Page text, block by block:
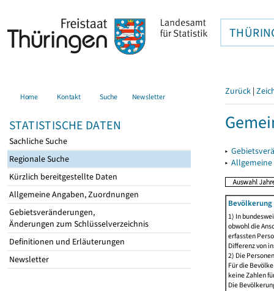
Home Kontakt Suche Newsletter
STATISTISCHE DATEN
Sachliche Suche
Regionale Suche
Kürzlich bereitgestellte Daten
Allgemeine Angaben, Zuordnungen
Gebietsveränderungen,
Änderungen zum Schlüsselverzeichnis
Definitionen und Erläuterungen
Newsletter
Zurück |
▸
▸
1) In
obwohl die
erfassten
Differenz von
2) Die
Für die
keine Zahlen
Die